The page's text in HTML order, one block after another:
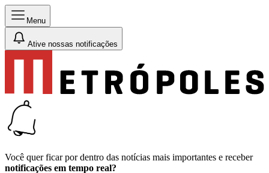
Menu
Ative nossas notificações
Você quer ficar por dentro das notícias mais importantes e receber
notificações em tempo real?